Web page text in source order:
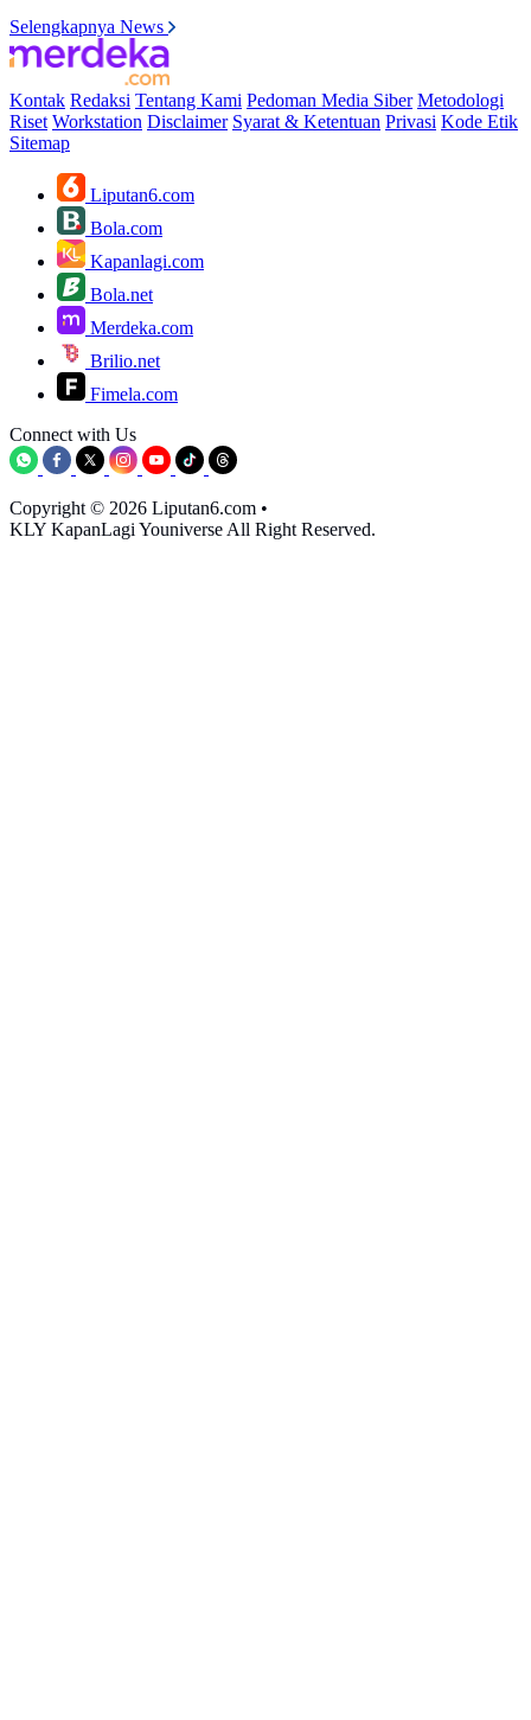
Selengkapnya News
Kontak Redaksi Tentang Kami Pedoman Media Siber Metodologi
Riset Workstation Disclaimer Syarat & Ketentuan Privasi Kode Etik
Sitemap
Liputan6.com
Bola.com
Kapanlagi.com
Bola.net
Merdeka.com
Brilio.net
Fimela.com
Connect with Us
Copyright © 2026 Liputan6.com •
KLY KapanLagi Youniverse All Right Reserved.